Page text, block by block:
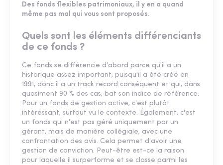
Des fonds flexibles patrimoniaux, il y en a quand
même pas mal qui vous sont proposés.
Quels sont les éléments différenciants
de ce fonds ?
Ce fonds se différencie d'abord parce qu'il a un
historique assez important, puisqu'il a été créé en
1991, donc il a un track record conséquent et qui, dans
quasiment 90 % des cas, bat son indice de référence.
Pour un fonds de gestion active, c'est plutôt
intéressant, surtout vu le contexte. Également, c'est
un fonds qui n'est pas géré uniquement par un
gérant, mais de manière collégiale, avec une
confrontation des avis. Cela permet d'avoir une
gestion de conviction. Peut-être est-ce la raison
pour laquelle il surperforme et se classe parmi les